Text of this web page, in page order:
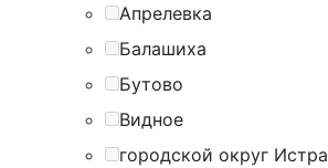
Апрелевка
Балашиха
Бутово
Видное
городской округ Истра